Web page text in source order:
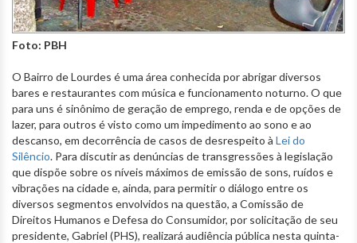
Foto: PBH
O Bairro de Lourdes é uma área conhecida por abrigar diversos
bares e restaurantes com música e funcionamento noturno. O que
para uns é sinônimo de geração de emprego, renda e de opções de
lazer, para outros é visto como um impedimento ao sono e ao
descanso, em decorrência de casos de desrespeito à Lei do
Silêncio. Para discutir as denúncias de transgressões à legislação
que dispõe sobre os níveis máximos de emissão de sons, ruídos e
vibrações na cidade e, ainda, para permitir o diálogo entre os
diversos segmentos envolvidos na questão, a Comissão de
Direitos Humanos e Defesa do Consumidor, por solicitação de seu
presidente, Gabriel (PHS), realizará audiência pública nesta quinta-